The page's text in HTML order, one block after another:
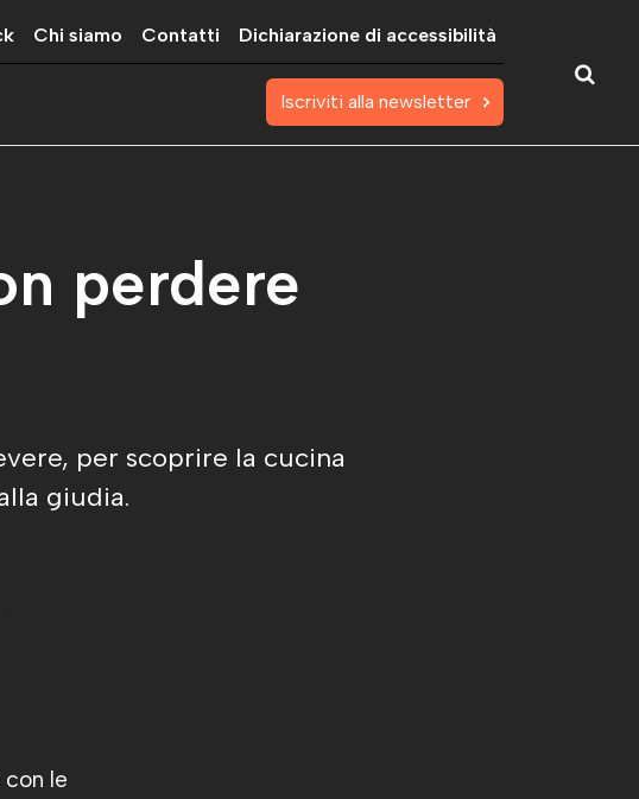
Chi siamo Contatti Dichiarazione di accessibilità
Iscriviti alla newsletter
perdere
per scoprire la cucina
giudia.
le